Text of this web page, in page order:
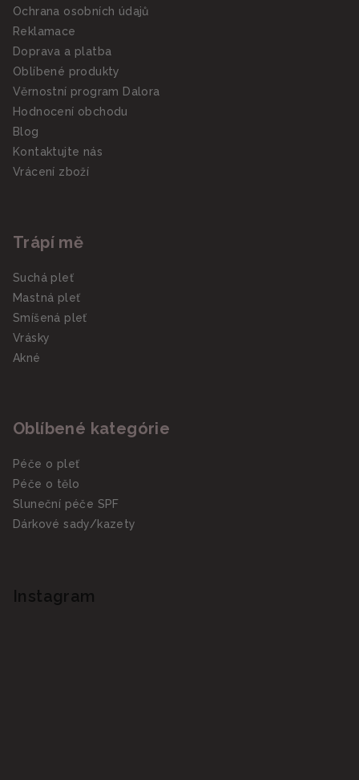
Ochrana osobních údajů
Reklamace
Doprava a platba
Oblíbené produkty
Věrnostní program Dalora
Hodnocení obchodu
Blog
Kontaktujte nás
Vrácení zboží
Trápí mě
Suchá pleť
Mastná pleť
Smíšená pleť
Vrásky
Akné
Oblíbené kategórie
Péče o pleť
Péče o tělo
Sluneční péče SPF
Dárkové sady/kazety
Instagram